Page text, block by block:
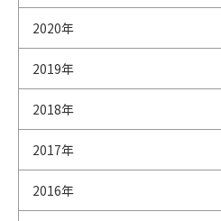
2020年
2019年
2018年
2017年
2016年